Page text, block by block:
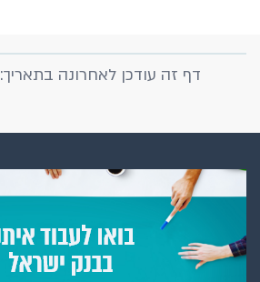
דף זה עודכן לאחרונה בתאריך: 13/09/2023